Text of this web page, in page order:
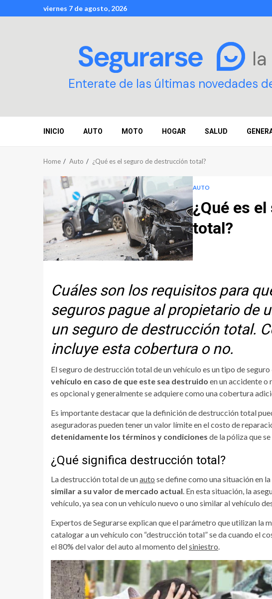
to
viernes 7 de agosto, 2026
Enterate de las últimas novedades
INICIO AUTO MOTO HOGAR SALUD
Home Auto ¿Qué es el seguro de destrucción total?
AUTO
¿Qué es
total?
Cuáles son los requisitos para
seguros pague al propietario de
un seguro de destrucción total.
incluye esta cobertura o no.
El seguro de destrucción total de un vehículo es un tipo de seguro
vehículo en caso de que este sea destruido en un accidente o
es opcional y generalmente se adquiere como una cobertura
Es importante destacar que la definición de destrucción total
aseguradoras pueden tener un valor límite en el costo de
detenidamente los términos y condiciones de la póliza que
¿Qué significa destrucción total?
La destrucción total de unauto se define como una situación en la
similar a su valor de mercado actual . En esta situación, la
vehículo, ya sea con un vehículo nuevo o uno similar al vehículo
Expertos de Segurarse explican que el parámetro que utilizan la
catalogar a un vehículo con “destrucción total” se da cuando el
el 80% del valor del auto al momento delsiniestro